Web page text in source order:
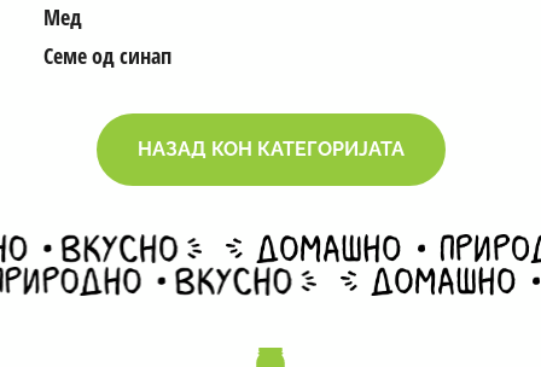
Мед
Семе од синап
НАЗАД КОН КАТЕГОРИЈАТА